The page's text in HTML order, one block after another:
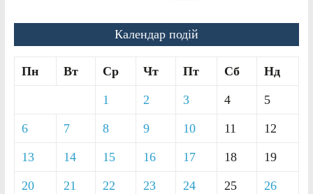
Календар подій
Пн Вт Ср Чт Пт Сб Нд
1 2 3 4 5
6 7 8 9 10 11 12
13 14 15 16 17 18 19
20 21 22 23 24 25 26